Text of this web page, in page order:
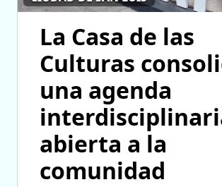
La Casa de las
Culturas
una agenda
abierta a la
comunidad